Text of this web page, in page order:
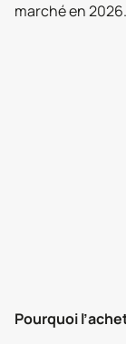
marché en 2026.
Pourquoi